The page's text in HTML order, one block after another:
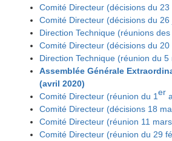
Comité Directeur (décisions du 23
Comité Directeur (décisions du 26
Direction Technique (réunions
Comité Directeur (décisions du 20
Direction Technique (réunion du 5
Assemblée Générale
(avril 2020)
Comité Directeur (réunion du 1er
Comité Directeur (décisions 18
Comité Directeur (réunion 11
Comité Directeur (réunion du 29